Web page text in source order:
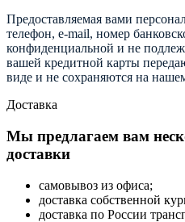
Предоставляемая вами
телефон, e-mail, номер
конфиденциальной и не
вашей кредитной карты
виде и не сохраняются на
Доставка
Мы предлагаем вам
доставки
самовывоз из офиса;
доставка собственной
доставка по России